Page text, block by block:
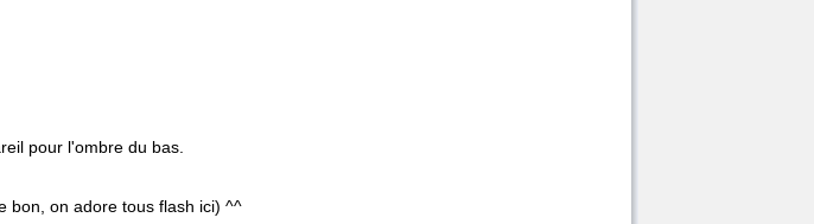
pour l'ombre du bas.
bon, on adore tous flash ici) ^^